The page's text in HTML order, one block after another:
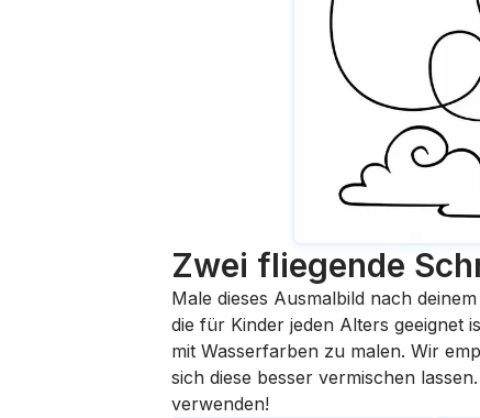
Zwei fliegende
Male dieses Ausmalbild nach
die für Kinder jeden Alters geeignet
mit Wasserfarben zu malen. Wir
sich diese besser vermischen
verwenden!